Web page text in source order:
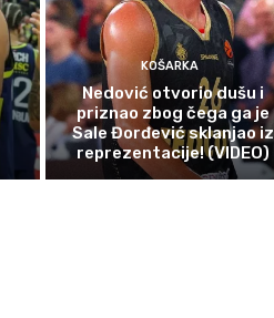
KOŠARKA
Nedović otvorio dušu i
priznao zbog čega ga je
Sale Đorđević sklanjao iz
reprezentacije! (VIDEO)